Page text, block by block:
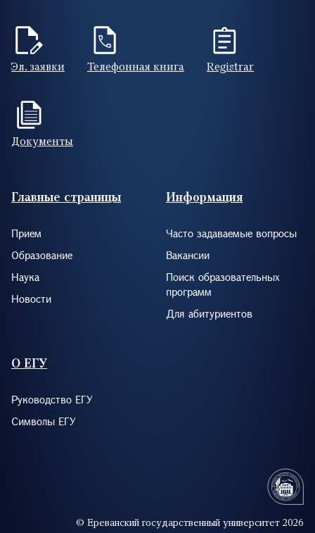
Эл. заявки Телефонная книга Registrar
Документы
Footer (RUS)
Главные страницы
Прием
Образование
Наука
Новости
Информация
Часто задаваемые вопросы
Вакансии
Поиск образовательных
программ
Для абитуриентов
О ЕГУ
Руководство ЕГУ
Символы ЕГУ
© Ереванский государственный университет 2026